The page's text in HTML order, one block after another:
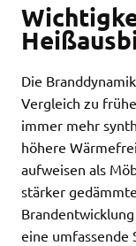
Die
Vergleich zu
immer mehr
höhere
aufweisen als
stärker
eine umfassende